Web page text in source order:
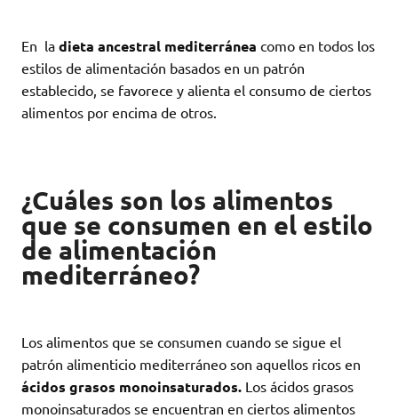
En la dieta ancestral mediterránea como en todos los
estilos de alimentación basados en un patrón
establecido, se favorece y alienta el consumo de ciertos
alimentos por encima de otros.
¿Cuáles son los alimentos
que se consumen en el estilo
de alimentación
mediterráneo?
Los alimentos que se consumen cuando se sigue el
patrón alimenticio mediterráneo son aquellos ricos en
ácidos grasos monoinsaturados. Los ácidos grasos
monoinsaturados se encuentran en ciertos alimentos